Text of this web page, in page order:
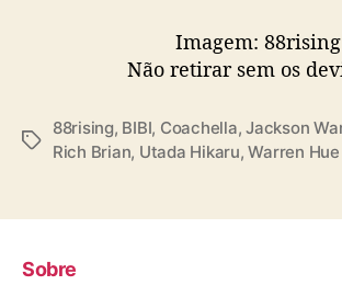
Imagem:
Não retirar sem os
T
88rising, BIBI, Coachella,Jackson
Rich Brian, Utada Hikaru,Warren Hue
Sobre